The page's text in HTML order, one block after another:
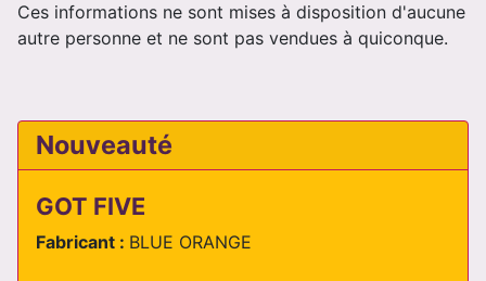
Ces informations ne sont mises à disposition d'aucune
autre personne et ne sont pas vendues à quiconque.
Nouveauté
GOT FIVE
Fabricant : BLUE ORANGE